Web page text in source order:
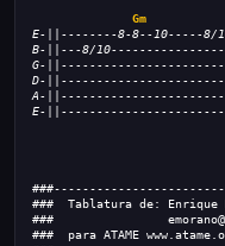
Gm
E-||--------8-8--10-----
B-||---8/
G-
D-
A-
E-
###  Tablatura de: Enrique
###
###  para ATAME